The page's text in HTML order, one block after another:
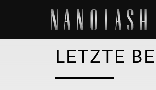
LETZTE